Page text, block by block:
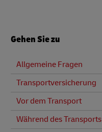
Gehen Sie zu
Allgemeine Fragen
Transportversicherung
Vor dem Transport
Während des Transports